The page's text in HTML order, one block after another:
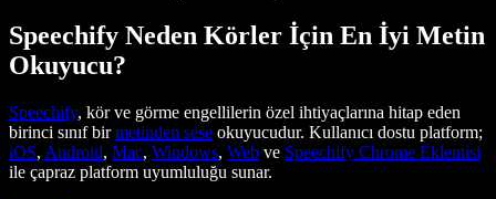
Speechify Neden Körler İçin En İyi Metin
Okuyucu?
Speechify, kör ve görme engellilerin özel ihtiyaçlarına hitap eden
birinci sınıf birmetinden sese okuyucudur. Kullanıcı dostu platform;
iOS, Android, Mac, Windows, Web ve Speechify Chrome Eklentisi
ile çapraz platform uyumluluğu sunar.